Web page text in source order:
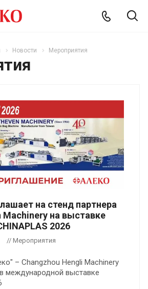
Новости Мероприятия
на стенд партнера
Machinery на выставке
2026
// Мероприятия
– Changzhou Hengli Machinery
международной выставке